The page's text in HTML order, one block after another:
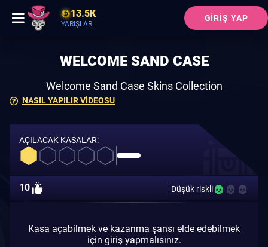
13.5K
YARIŞLAR
GIRIŞ YAP
NASIL YAPILIR VIDEOSU
WELCOME SAND CASE
Welcome Sand Case Skins Collection
AÇILACAK KASALAR:
10 Düşük riskli
Kasa açabilmek ve kazanma şansı elde edebilmek
için giriş yapmalısınız.